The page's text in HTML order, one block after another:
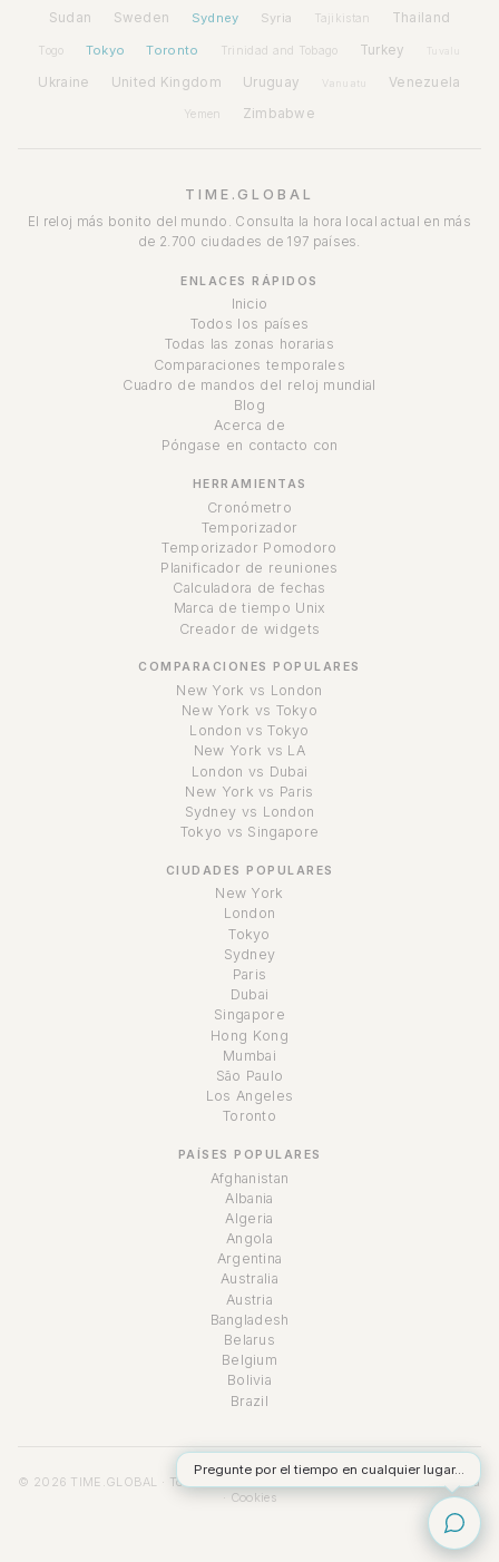
Sudan Sweden Sydney Syria Tajikistan Thailand
Togo Tokyo Toronto Trinidad and Tobago Turkey Tuvalu
Ukraine United Kingdom Uruguay Vanuatu Venezuela
Yemen Zimbabwe
TIME.GLOBAL
El reloj más bonito del mundo. Consulta la hora local actual en más
de 2.700 ciudades de 197 países.
ENLACES RÁPIDOS
Inicio
Todos los países
Todas las zonas horarias
Comparaciones temporales
Cuadro de mandos del reloj mundial
Blog
Acerca de
Póngase en contacto con
HERRAMIENTAS
Cronómetro
Temporizador
Temporizador Pomodoro
Planificador de reuniones
Calculadora de fechas
Marca de tiempo Unix
Creador de widgets
COMPARACIONES POPULARES
New York vs London
New York vs Tokyo
London vs Tokyo
New York vs LA
London vs Dubai
New York vs Paris
Sydney vs London
Tokyo vs Singapore
CIUDADES POPULARES
New York
London
Tokyo
Sydney
Paris
Dubai
Singapore
Hong Kong
Mumbai
São Paulo
Los Angeles
Toronto
PAÍSES POPULARES
Afghanistan
Albania
Algeria
Angola
Argentina
Australia
Austria
Bangladesh
Belarus
Belgium
Bolivia
Brazil
© 2026 TIME.GLOBAL · Todos los derechos reservados ·
Privacidad
· Cookies
Pregunte por el tiempo en cualquier lugar...